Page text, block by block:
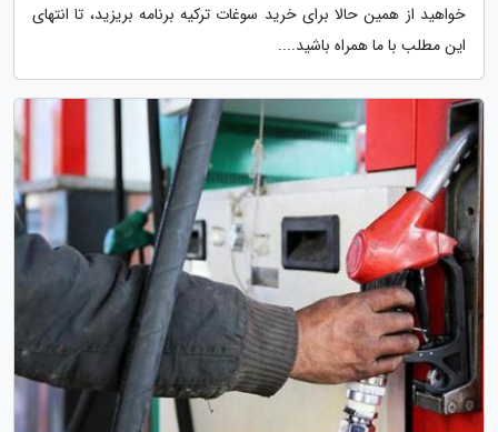
خواهید از همین حالا برای خرید سوغات ترکیه برنامه بریزید، تا انتهای
این مطلب با ما همراه باشید....